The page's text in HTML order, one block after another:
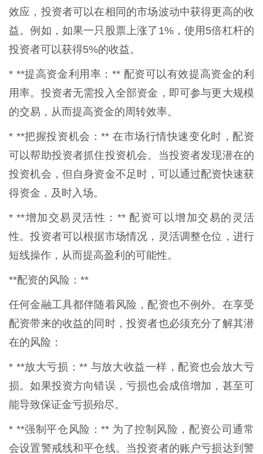
效应，投资者可以在相同的市场波动中获得更高的收
益。例如，如果一只股票上涨了1%，使用5倍杠杆的
投资者可以获得5%的收益。
* **提高资金利用率：** 配资可以有效提高资金的利
用率。投资者无需投入全部资金，即可参与更大规模
的交易，从而提高资金的周转效率。
* **把握投资机会：** 在市场行情快速变化时，配资
可以帮助投资者抓住投资机会。当投资者发现潜在的
投资机会，但自身资金不足时，可以通过配资快速获
得资金，及时入场。
* **增加交易灵活性：** 配资可以增加交易的灵活
性。投资者可以根据市场情况，灵活调整仓位，进行
短线操作，从而提高盈利的可能性。
**配资的风险：**
任何金融工具都伴随着风险，配资也不例外。在享受
配资带来的收益的同时，投资者也必须充分了解其潜
在的风险：
* **放大亏损：** 与放大收益一样，配资也会放大亏
损。如果投资方向错误，亏损也会成倍增加，甚至可
能导致保证金亏损殆尽。
* **强制平仓风险：** 为了控制风险，配资公司通常
会设置警戒线和平仓线。当投资者的账户亏损达到警